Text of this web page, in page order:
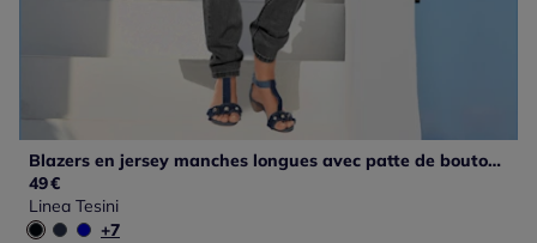
Blazers en jersey manches longues avec patte de boutonnage
49€
Linea Tesini
+7